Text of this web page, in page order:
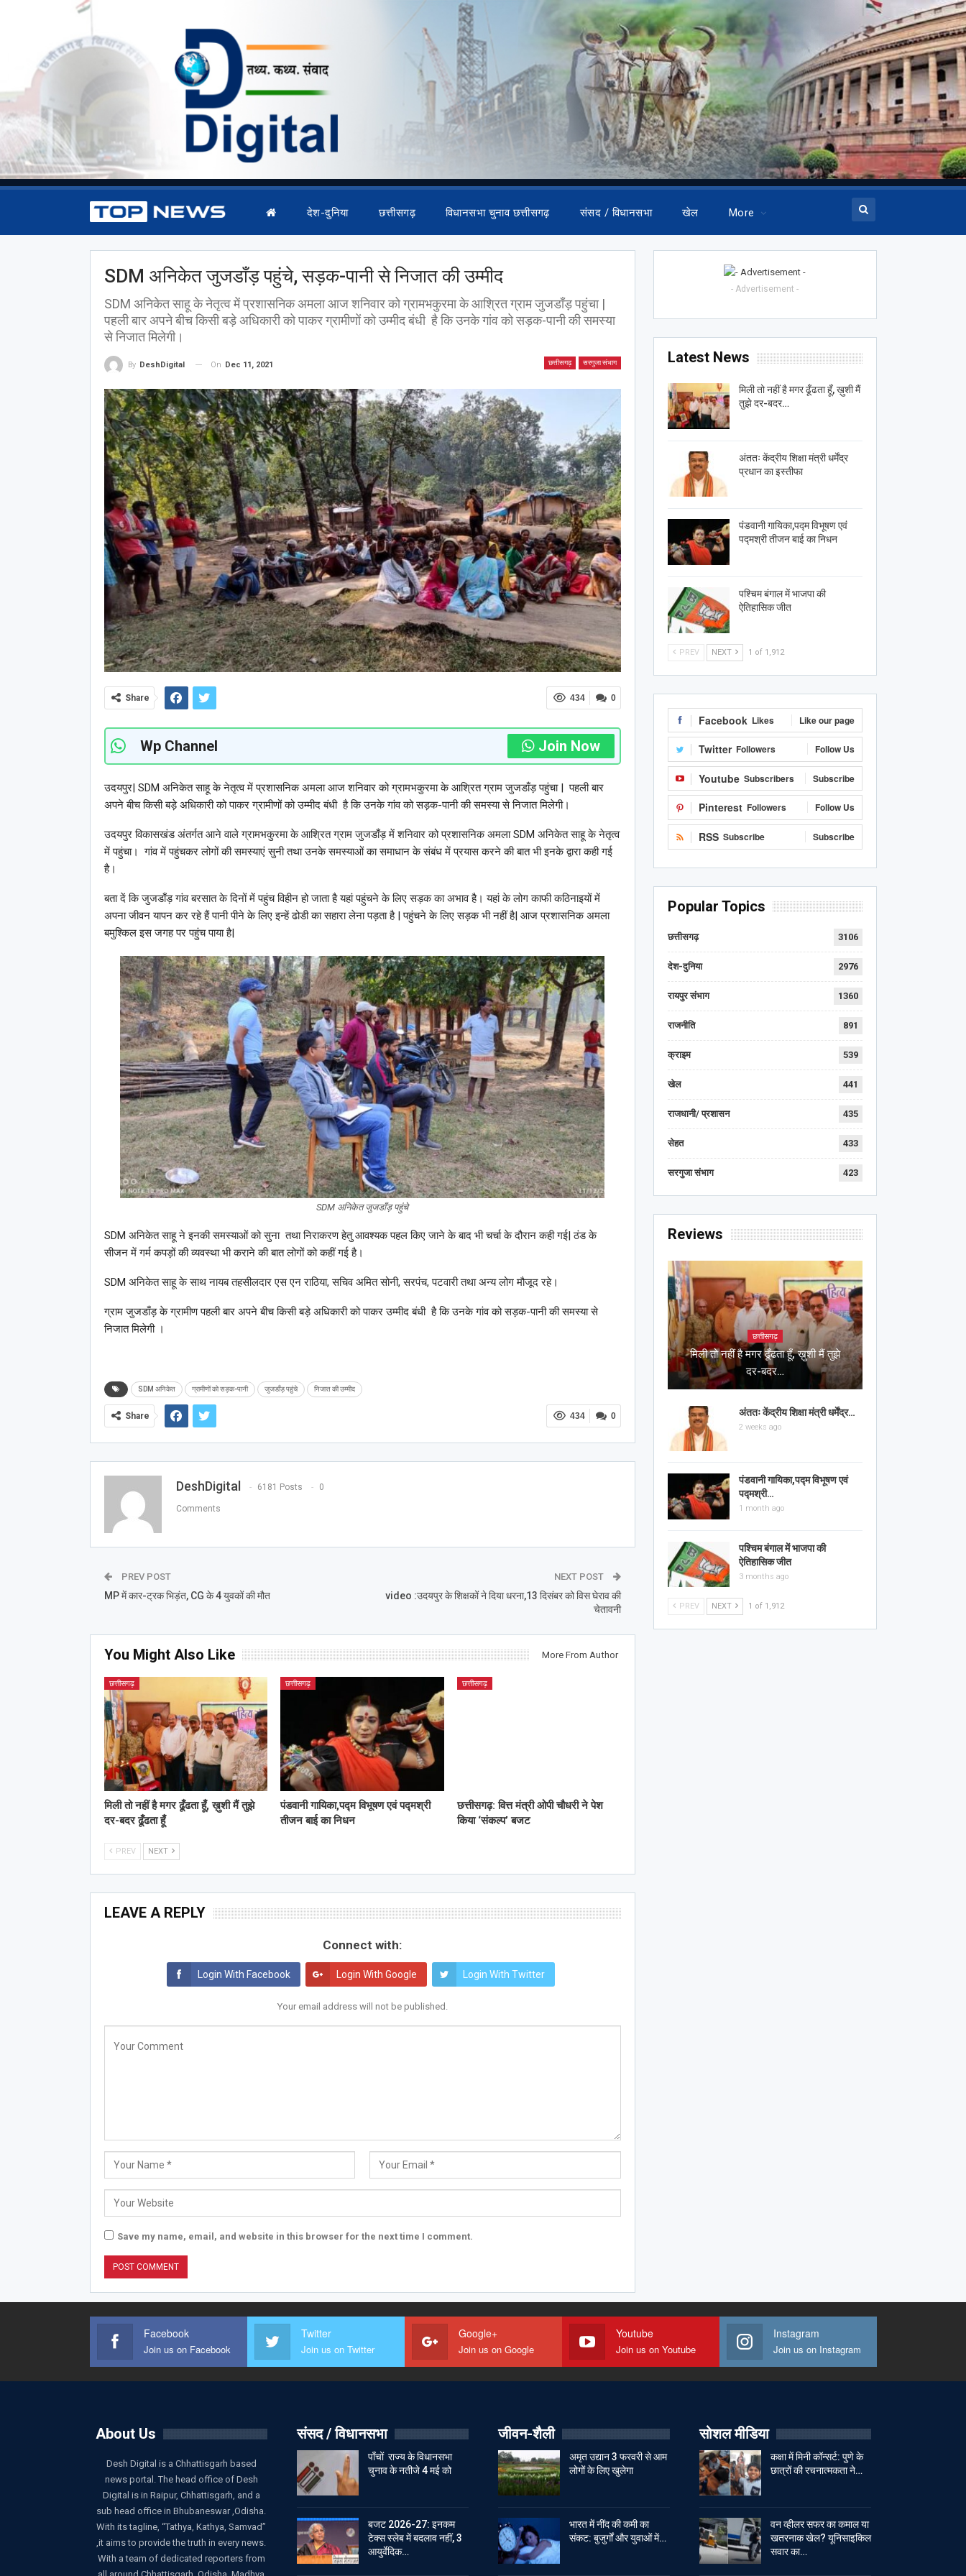
देश-दुनिया छत्तीसगढ़ विधानसभा चुनाव छत्तीसगढ़ संसद / विधानसभा खेल More
SDM अनिकेत जुजडाँड़ पहुंचे, सड़क-पानी से निजात की उम्मीद
SDM अनिकेत साहू के नेतृत्व में प्रशासनिक अमला आज शनिवार को ग्रामभकुरमा के आश्रित ग्राम जुजडाँड़ पहुंचा |
पहली बार अपने बीच किसी बड़े अधिकारी को पाकर ग्रामीणों को उम्मीद बंधी है कि उनके गांव को सड़क-पानी की समस्या
से निजात मिलेगी।
छत्तीसगढ़ सरगुजा संभाग
By DeshDigital On Dec 11, 2021
0
434
Share
Wp Channel Join Now
उदयपुर| SDM अनिकेत साहू के नेतृत्व में प्रशासनिक अमला आज शनिवार को ग्रामभकुरमा के आश्रित ग्राम जुजडाँड़ पहुंचा | पहली बार
अपने बीच किसी बड़े अधिकारी को पाकर ग्रामीणों को उम्मीद बंधी है कि उनके गांव को सड़क-पानी की समस्या से निजात मिलेगी।
उदयपुर विकासखंड अंतर्गत आने वाले ग्रामभकुरमा के आश्रित ग्राम जुजडाँड़ में शनिवार को प्रशासनिक अमला SDM अनिकेत साहू के नेतृत्व
में पहुंचा। गांव में पहुंचकर लोगों की समस्याएं सुनी तथा उनके समस्याओं का समाधान के संबंध में प्रयास करने की बात भी इनके द्वारा कही गई
है।
बता दें कि जुजडाँड़ गांव बरसात के दिनों में पहुंच विहीन हो जाता है यहां पहुंचने के लिए सड़क का अभाव है। यहां के लोग काफी कठिनाइयों में
अपना जीवन यापन कर रहे हैं पानी पीने के लिए इन्हें ढोडी का सहारा लेना पड़ता है | पहुंचने के लिए सड़क भी नहीं है| आज प्रशासनिक अमला
बमुश्किल इस जगह पर पहुंच पाया है|
SDM अनिकेत जुजडाँड़ पहुंचे
SDM अनिकेत साहू ने इनकी समस्याओं को सुना तथा निराकरण हेतु आवश्यक पहल किए जाने के बाद भी चर्चा के दौरान कही गई| ठंड के
सीजन में गर्म कपड़ों की व्यवस्था भी कराने की बात लोगों को कहीं गई है।
SDM अनिकेत साहू के साथ नायब तहसीलदार एस एन राठिया, सचिव अमित सोनी, सरपंच, पटवारी तथा अन्य लोग मौजूद रहे।
ग्राम जुजडाँड़ के ग्रामीण पहली बार अपने बीच किसी बड़े अधिकारी को पाकर उम्मीद बंधी है कि उनके गांव को सड़क-पानी की समस्या से
निजात मिलेगी ।
SDM अनिकेत ग्रामीणों को सड़क-पानी जुजडाँड़ पहुंचे निजात की उम्मीद
0
434
Share
DeshDigital 6181 Posts 0
Comments
PREV POST
MP में कार-ट्रक भिड़ंत, CG के 4 युवकों की मौत
NEXT POST
video :उदयपुर के शिक्षकों ने दिया धरना,13 दिसंबर को विस घेराव की
चेतावनी
You Might Also Like More From Author
छत्तीसगढ़
मिली तो नहीं है मगर ढूँढता हूँ, ख़ुशी मैं तुझे
दर-बदर ढूँढता हूँ
छत्तीसगढ़
पंडवानी गायिका,पद्म विभूषण एवं पद्मश्री
तीजन बाई का निधन
छत्तीसगढ़
छत्तीसगढ़: वित्त मंत्री ओपी चौधरी ने पेश
किया ‘संकल्प’ बजट
PREV NEXT
LEAVE A REPLY
Connect with:
Login With Facebook Login With Google Login With Twitter
Your email address will not be published.
Save my name, email, and website in this browser for the next time I comment.
- Advertisement -
Latest News
मिली तो नहीं है मगर ढूँढता हूँ, ख़ुशी मैं
तुझे दर-बदर…
अंततः केंद्रीय शिक्षा मंत्री धर्मेंद्र
प्रधान का इस्तीफा
पंडवानी गायिका,पद्म विभूषण एवं
पद्मश्री तीजन बाई का निधन
पश्चिम बंगाल में भाजपा की
ऐतिहासिक जीत
PREV NEXT 1 of 1,912
Facebook Likes Like our page
Twitter Followers Follow Us
Youtube Subscribers Subscribe
Pinterest Followers Follow Us
RSS Subscribe Subscribe
Popular Topics
छत्तीसगढ़ 3106
देश-दुनिया 2976
रायपुर संभाग 1360
राजनीति 891
क्राइम 539
खेल 441
राजधानी/ प्रशासन 435
सेहत 433
सरगुजा संभाग 423
Reviews
छत्तीसगढ़
मिली तो नहीं है मगर ढूँढता हूँ, ख़ुशी मैं तुझे
दर-बदर…
अंततः केंद्रीय शिक्षा मंत्री धर्मेंद्र…
2 weeks ago
पंडवानी गायिका,पद्म विभूषण एवं
पद्मश्री…
1 month ago
पश्चिम बंगाल में भाजपा की
ऐतिहासिक जीत
3 months ago
PREV NEXT 1 of 1,912
Facebook
Join us on Facebook
Twitter
Join us on Twitter
Google+
Join us on Google
Youtube
Join us on Youtube
Instagram
Join us on Instagram
About Us
Desh Digital is a Chhattisgarh based
news portal. The head office of Desh
Digital is in Raipur, Chhattisgarh, and a
sub head office in Bhubaneswar ,Odisha.
With its tagline, “Tathya, Kathya, Samvad”
,it aims to provide the truth in every news.
With a team of dedicated reporters from
संसद / विधानसभा
पाँचों राज्य के विधानसभा
चुनाव के नतीजे 4 मई को
बजट 2026-27: इनकम
टेक्स स्लेब में बदलाव नहीं, 3
आयुर्वेदिक…
जीवन-शैली
अमृत उद्यान 3 फरवरी से आम
लोगों के लिए खुलेगा
भारत में नींद की कमी का
संकट: बुजुर्गों और युवाओं में…
सोशल मीडिया
कक्षा में मिनी कॉन्सर्ट: पुणे के
छात्रों की रचनात्मकता ने…
वन व्हीलर सफर का कमाल या
खतरनाक खेल? यूनिसाइकिल
सवार का…